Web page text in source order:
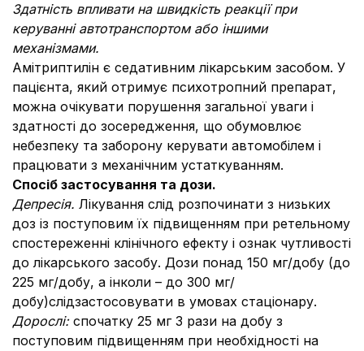
Здатність впливати на швидкість реакції при
керуванні автотранспортом або іншими
механізмами.
Амітриптилін є седативним лікарським засобом. У
пацієнта, який отримує психотропний препарат,
можна очікувати порушення загальної уваги і
здатності до зосередження, що обумовлює
небезпеку та заборону керувати автомобілем і
працювати з механічним устаткуванням.
Спосіб застосування та дози.
Депресія. Лікування слід розпочинати з низьких
доз із поступовим їх підвищенням при ретельному
спостереженні клінічного ефекту і ознак чутливості
до лікарського засобу. Дози понад 150 мг/добу (до
225 мг/добу, а інколи – до 300 мг/
добу)слідзастосовувати в умовах стаціонару.
Дорослі: спочатку 25 мг 3 рази на добу з
поступовим підвищенням при необхідності на